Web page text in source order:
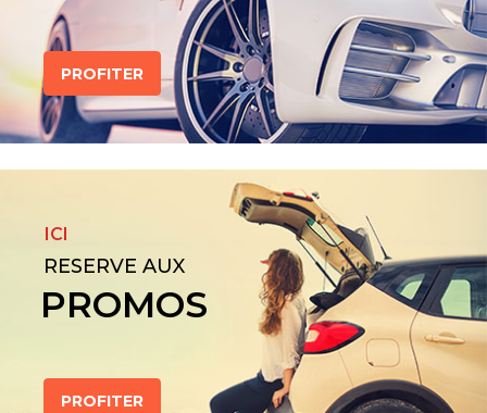
PROFITER
ICI
RESERVE AUX
PROMOS
PROFITER